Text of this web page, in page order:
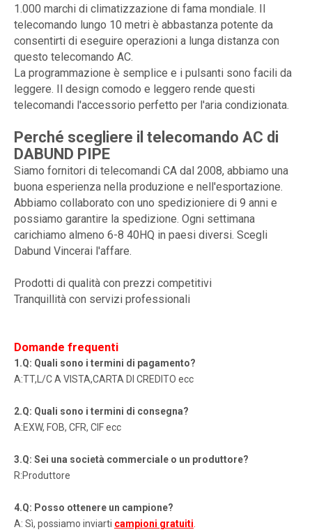
1.000 marchi di climatizzazione di fama mondiale. Il
telecomando lungo 10 metri è abbastanza potente da
consentirti di eseguire operazioni a lunga distanza con
questo telecomando AC.
La programmazione è semplice e i pulsanti sono facili da
leggere. Il design comodo e leggero rende questi
telecomandi l'accessorio perfetto per l'aria condizionata.
Perché scegliere il telecomando AC di
DABUND PIPE
Siamo fornitori di telecomandi CA dal 2008, abbiamo una
buona esperienza nella produzione e nell'esportazione.
Abbiamo collaborato con uno spedizioniere di 9 anni e
possiamo garantire la spedizione. Ogni settimana
carichiamo almeno 6-8 40HQ in paesi diversi. Scegli
Dabund Vincerai l'affare.
Prodotti di qualità con prezzi competitivi
Tranquillità con servizi professionali
Domande frequenti
1.Q: Quali sono i termini di pagamento?
A:TT,L/C A VISTA,CARTA DI CREDITO ecc
2.Q: Quali sono i termini di consegna?
A:EXW, FOB, CFR, CIF ecc
3.Q: Sei una società commerciale o un produttore?
R:Produttore
4.Q: Posso ottenere un campione?
A: Sì, possiamo inviarti campioni gratuiti